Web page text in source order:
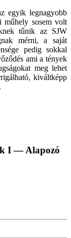
egyik legnagyobb
műhely sosem volt
tűnik az SJW
mérni, a saját
pedig sokkal
ami a tények
meg lehet
kiváltképp
I — Alapozó